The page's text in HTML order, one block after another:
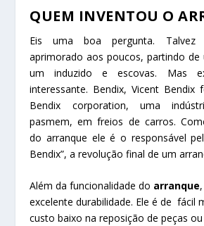
QUEM INVENTOU O
Eis uma boa pergunta.
aprimorado aos poucos, partindo de
um induzido e escovas. Mas
interessante. Bendix, Vicent
Bendix corporation, uma
pasmem, em freios de carros.
do arranque ele é o responsável
Bendix”, a revolução final de um
Além da funcionalidade do arranque
excelente durabilidade. Ele é de fácil
custo baixo na reposição de peças